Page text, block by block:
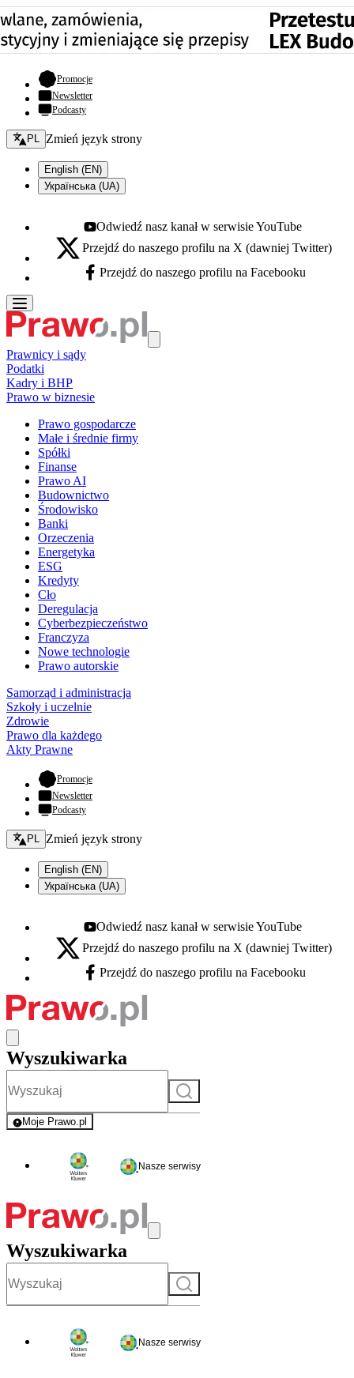
Promocje- otwiera się w nowej karcie
Newsletter
Podcasty
Zmień język - bieżący:
PL Zmień język strony
English (EN)
Українська (UA)
Youtube - otwiera się w nowej karcie
Odwiedź nasz kanał w serwisie YouTube
X - otwiera się w nowej karcie
Przejdź do naszego profilu na X (dawniej Twitter)
Facebook - otwiera się w nowej karcie
Przejdź do naszego profilu na Facebooku
Prawnicy i sądy
Podatki
Kadry i BHP
Prawo w biznesie
Prawo gospodarcze
Małe i średnie firmy
Spółki
Finanse
Prawo AI
Budownictwo
Środowisko
Banki
Orzeczenia
Energetyka
ESG
Kredyty
Cło
Deregulacja
Cyberbezpieczeństwo
Franczyza
Nowe technologie
Prawo autorskie
Samorząd i administracja
Szkoły i uczelnie
Zdrowie
Prawo dla każdego
Akty Prawne
Promocje- otwiera się w nowej karcie
Newsletter
Podcasty
Zmień język - bieżący:
PL Zmień język strony
English (EN)
Українська (UA)
Youtube - otwiera się w nowej karcie
Odwiedź nasz kanał w serwisie YouTube
X - otwiera się w nowej karcie
Przejdź do naszego profilu na X (dawniej Twitter)
Facebook - otwiera się w nowej karcie
Przejdź do naszego profilu na Facebooku
Wyszukiwarka
Szukaj
Moje Prawo.pl
- rejestracja i logowanie do serwisu
Nasze serwisy
Wyszukiwarka
Szukaj
Nasze serwisy